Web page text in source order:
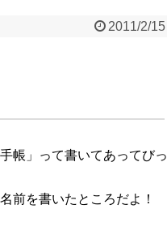
2011/2/15
帳」って書いてあってびっ
前を書いたところだよ！